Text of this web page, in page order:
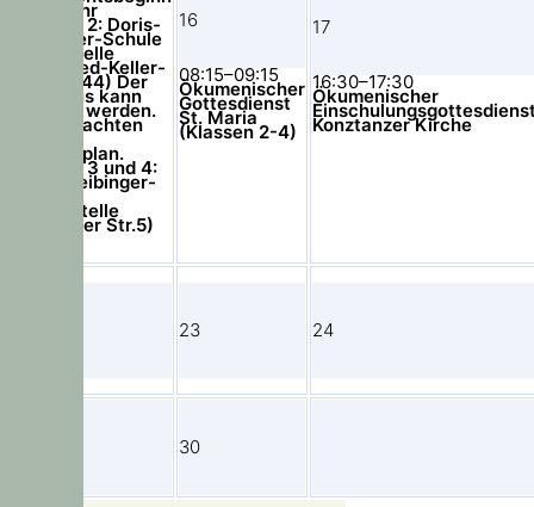
08.10 Uhr
Klassen 2: Doris-
Leibinger-Schule
Hauptstelle
(Gottfried-Keller-
Str. 40-44) Der
Schulbus kann
genutzt werden.
Bitte beachten
Busfahrplan.
Klassen 3 und 4:
Doris-Leibinger-
Außenstelle
(Gerlinger Str.5)
16
08:15–09:15
Ökumenischer
Gottesdienst
St. Maria
(Klassen 2-4)
17
16:30–17:30
Ökumenischer
Konztanzer Kirche
23 24
30